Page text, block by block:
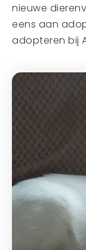
nieuwe
eens aan
adopteren bij